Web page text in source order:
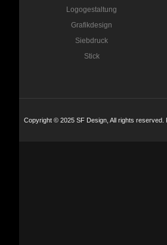
Logogestaltung
Grafikdesign
Siebdruck
Stick
Copyright © 2025 SF Design, All rights reserved.